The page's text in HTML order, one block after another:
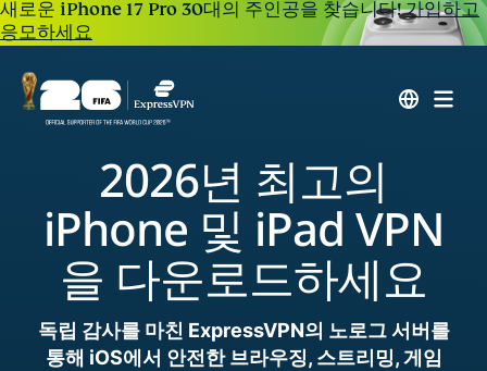
새로운 iPhone 17 Pro 30대의 주인공을 찾습니다!가입하고
응모하세요
2026년 최고의
iPhone 및 iPad VPN
을 다운로드하세요
독립 감사를 마친 ExpressVPN의 노로그 서버를
통해 iOS에서 안전한 브라우징, 스트리밍, 게임